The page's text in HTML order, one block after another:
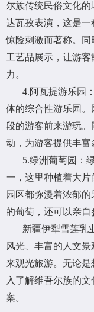
尔族传统民俗文化
达瓦孜表演，这是
惊险刺激而著称。
工艺品展示，让游
力。
4.阿瓦提游乐园
体的综合性游乐园
段的游客前来游玩
动，为游客提供丰富
5.绿洲葡萄园：
一，这里种植着大
园区都弥漫着浓郁
的葡萄，还可以亲自
新疆伊犁雪莲乳
风光、丰富的人文
来观光旅游。无论
入了解维吾尔族的
案。